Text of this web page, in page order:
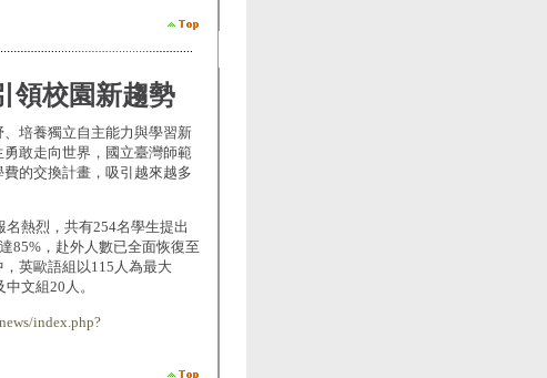
領校園新趨勢
培養獨立自主能力與學習新
敢走向世界，國立臺灣師範
的交換計畫，吸引越來越多
熱烈，共有254名學生提出
85%，赴外人數已全面恢復至
英歐語組以115人為最大
文組20人。
index.php?